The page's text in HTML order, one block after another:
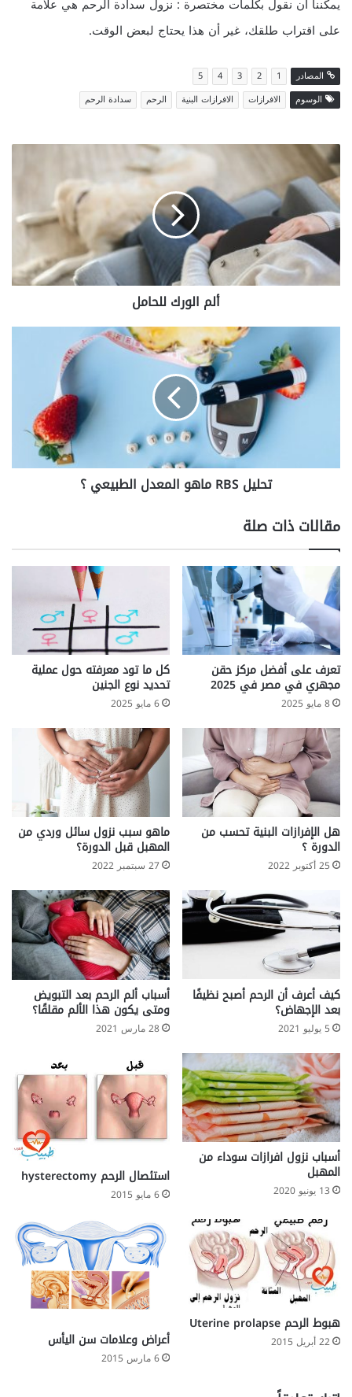
على اقتراب طلقك، غير أن هذا يحتاج لبعض الوقت.
المصادر 1
2
3
4
5
الوسوم
الافرازات الافرازات البنية الرحم سدادة الرحم
ألم
الورك
للحامل
ألم الورك للحامل
المعدل
تحليل RBS ماهو المعدل الطبيعي ؟
مقالات ذات صلة
تعرف على أفضل مركز حقن
مجهري في مصر في 2025
8 مايو 2025
كل ما تود معرفته حول عملية
تحديد نوع الجنين
6 مايو 2025
هل الإفرازات البنية تحسب من
الدورة ؟
25 أكتوبر 2022
ماهو سبب نزول سائل وردي من
المهبل قبل الدورة؟
27 سبتمبر 2022
كيف أعرف أن الرحم أصبح نظيفًا
بعد الإجهاض؟
5 يوليو 2021
أسباب ألم الرحم بعد التبويض
ومتى يكون هذا الألم مقلقًا؟
28 مارس 2021
أسباب نزول افرازات سوداء من
المهبل
13 يونيو 2020
استئصال الرحم hysterectomy
6 مايو 2015
هبوط الرحم Uterine prolapse
22 أبريل 2015 أعراض وعلامات سن اليأس
6 مارس 2015